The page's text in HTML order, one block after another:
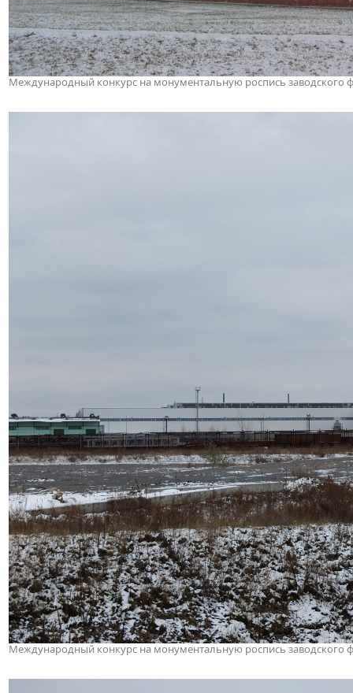
Международный конкурс на монументальную роспись заводского
Международный конкурс на монументальную роспись заводского